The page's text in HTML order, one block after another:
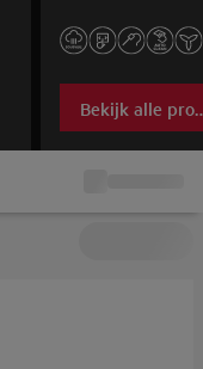
Bekijk alle